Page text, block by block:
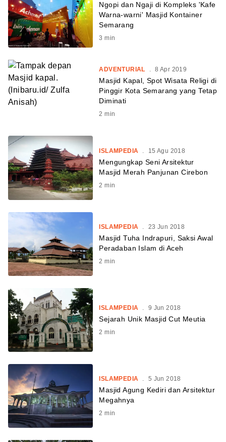
Ngopi dan Ngaji di Kompleks 'Kafe
Warna-warni' Masjid Kontainer
Semarang
3 min
ADVENTURIAL . 8 Apr 2019
Masjid Kapal, Spot Wisata Religi di
Pinggir Kota Semarang yang Tetap
Diminati
2 min
ISLAMPEDIA 15 Agu 2018
Mengungkap Seni Arsitektur
Masjid Merah Panjunan Cirebon
2 min
ISLAMPEDIA . 23 Jun 2018
Masjid Tuha Indrapuri, Saksi Awal
Peradaban Islam di Aceh
2 min
ISLAMPEDIA . 9 Jun 2018
Sejarah Unik Masjid Cut Meutia
2 min
ISLAMPEDIA . 5 Jun 2018
Masjid Agung Kediri dan Arsitektur
Megahnya
2 min